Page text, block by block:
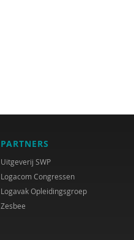
PARTNERS
Uitgeverij SWP
Logacom Congressen
Logavak Opleidingsgroep
Zesbee